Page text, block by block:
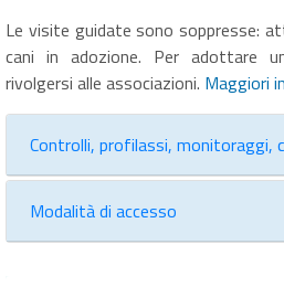
Le visite guidate sono soppresse:
cani in adozione. Per adottare
rivolgersi alle associazioni. Maggiori
Controlli, profilassi, monitoraggi,
Modalità di accesso